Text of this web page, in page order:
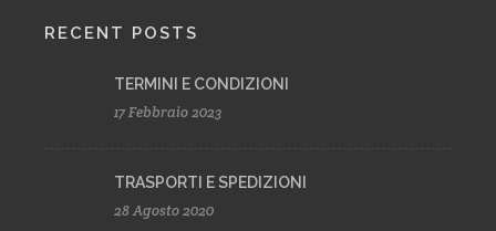
RECENT POSTS
TERMINI E CONDIZIONI
17 Febbraio 2023
TRASPORTI E SPEDIZIONI
28 Agosto 2020